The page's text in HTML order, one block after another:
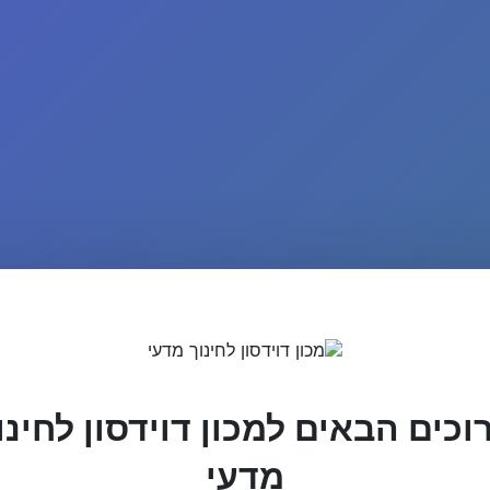
הבאים למכון דוידסון
מדעי